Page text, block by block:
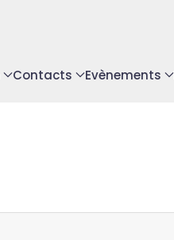
Contacts Evènements